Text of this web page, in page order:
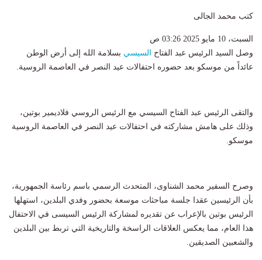
كتب محمد الجالى
السبت، 10 مايو 2025 03:26 ص
وصل السيد الرئيس عبد الفتاح
السيسي بسلامة الله إلى أرض الوطن
عائداً من موسكو بعد حضوره احتفالات عيد النصر في العاصمة الروسية.
والتقى الرئيس عبد الفتاح السيسي مع الرئيس الروسي فلاديمير بوتين،
وذلك على هامش مشاركته في احتفالات عيد النصر في العاصمة الروسية
موسكو.
وصرح السفير محمد الشناوى، المتحدث الرسمي باسم رئاسة الجمهورية،
بأن الرئيسين عقدا جلسة مباحثات موسعة بحضور وفدي البلدين، استهلها
الرئيس بوتين بالإعراب عن تقديره لمشاركة الرئيس السيسى في الاحتفال
هذا العام، مما يعكس العلاقات الراسخة والتاريخية التي تربط بين البلدين
والشعبين الصديقين.